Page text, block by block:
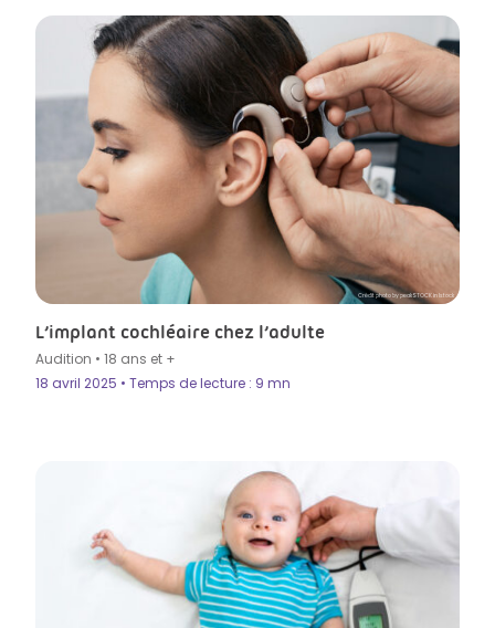
Crédit photo by peakSTOCK in Istock
L’implant cochléaire chez l’adulte
Audition • 18 ans et +
18 avril 2025 • Temps de lecture : 9 mn